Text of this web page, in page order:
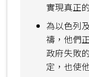
實現真正
為以色列
禱，他們
政府失敗
定，也使